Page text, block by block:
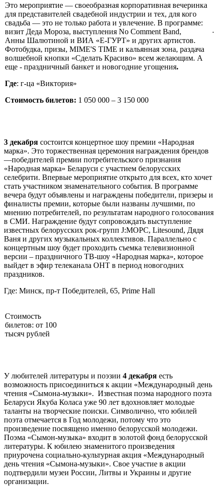
Это мероприятие — своеобразная корпоративная вечеринка
для представителей свадебной индустрии и тех, для кого
свадьба — это не только работа и увлечение. В программе:
визит Деда Мороза, выступления No Comment Band,
Анны Шалютиной и ВИА «Е-ГУРТ» и других артистов.
Фотобудка, призы, MIME'S TIME и кальянная зона, раздача
волшебной кнопки «Сделать Красиво» всем желающим. А
еще - праздничный банкет и новогодние угощения.
Где: г-ца «Виктория»
Стоимость билетов: 1 050 000 – 3 150 000
.
3 декабря состоится концертное шоу премии «Народная
марка». Это торжественная церемония награждения брендов
—победителей премии потребительского признания
«Народная марка» Беларуси с участием белорусских
селебрити. Впервые мероприятие открыто для всех, кто хочет
стать участником знаменательного события. В программе
вечера будут объявлены и награждены победители, призеры и
финалисты премии, которые были названы лучшими, по
мнению потребителей, по результатам народного голосования
в СМИ. Награждение будут сопровождать выступление
известных белорусских рок-групп J:МОРС, Litesound, Дядя
Ваня и других музыкальных коллективов. Параллельно с
концертным шоу будет проходить съемка телевизионной
версии – праздничного ТВ-шоу «Народная марка», которое
выйдет в эфир телеканала ОНТ в период новогодних
праздников.
Где: Минск, пр-т Победителей, 65, Prime Hall
Стоимость
билетов: от 100
тысяч рублей
У любителей литературы и поэзии 4 декабря есть
возможность присоединиться к акции «Международный день
чтения «Сымона-музыки». Известная поэма народного поэта
Беларуси Якуба Коласа уже 90 лет вдохновляет молодые
таланты на творческие поиски. Символично, что юбилей
поэта отмечается в Год молодежи, потому что это
произведение посвящено именно белорусской молодежи.
Поэма «Сымон-музыка» входит в золотой фонд белорусской
литературы. К юбилею знаменитого произведения
приурочена социально-культурная акция «Международный
день чтения «Сымона-музыки». Свое участие в акции
подтвердили музеи России, Литвы и Украины и другие
организации.